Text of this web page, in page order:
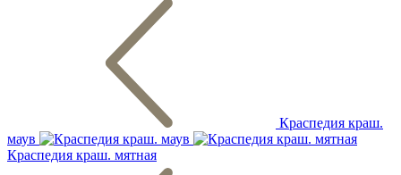
Краспедия краш.
маув
Краспедия краш. мятная